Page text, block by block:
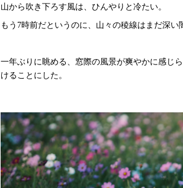
山から吹き下ろす風は、ひんやりと冷たい。
もう7時前だというのに、山々の稜線はまだ深い
一年ぶりに眺める、窓際の風景が爽やかに感じ
けることにした。